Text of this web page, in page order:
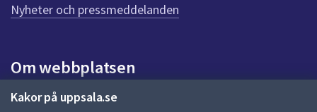
Kakor på uppsala.se
n
i
d
a
Nyheter och pressmeddelanden
Om webbplatsen
Om webbplatsen